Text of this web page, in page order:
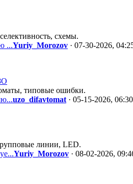
схемы.
...Yuriy_Morozov · 07-30-2026,
типовые ошибки.
uzo_difavtomat · 05-15-2026,
линии, LED.
Yuriy_Morozov · 08-02-2026,